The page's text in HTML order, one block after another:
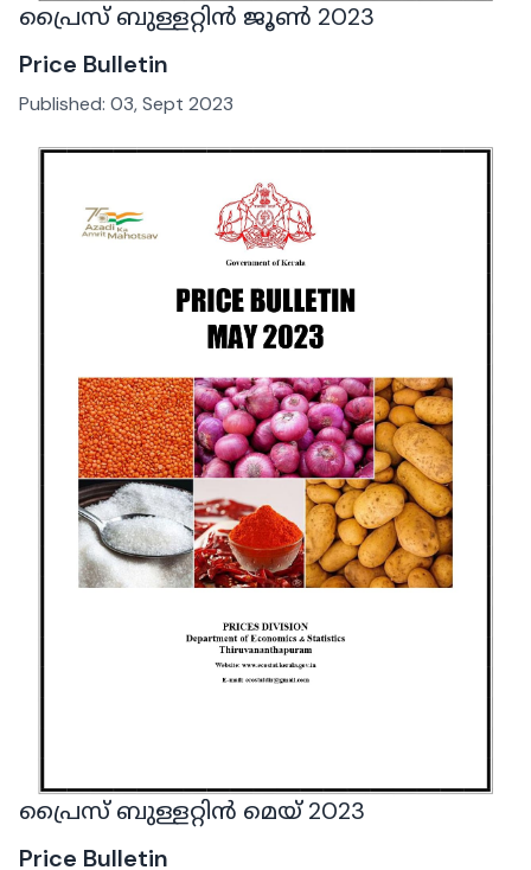
പ്രൈസ് ബുള്ളറ്റിൻ ജൂൺ 2023
Price Bulletin
Published: 03, Sept 2023
പ്രൈസ് ബുള്ളറ്റിൻ മെയ് 2023
Price Bulletin